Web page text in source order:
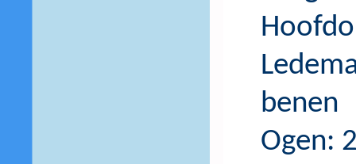
benen
Ogen: